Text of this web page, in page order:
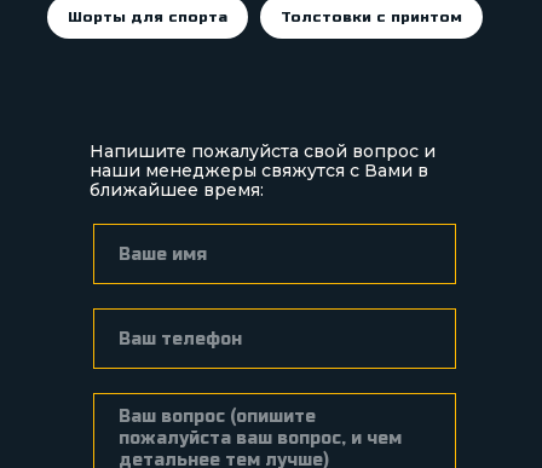
Шорты для спорта Толстовки с принтом
Напишите пожалуйста свой вопрос и
наши менеджеры свяжутся с Вами в
ближайшее время: